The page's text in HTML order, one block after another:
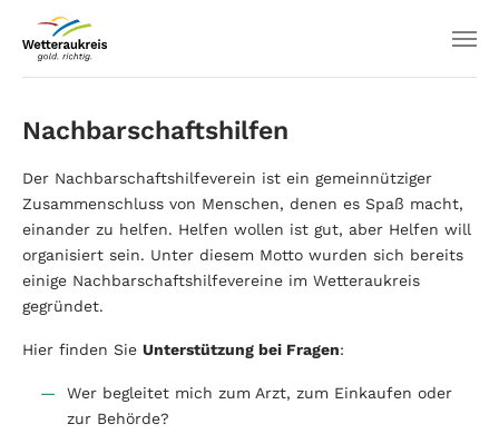
Nachbarschaftshilfen
Der Nachbarschaftshilfeverein ist ein gemeinnütziger
Zusammenschluss von Menschen, denen es Spaß macht,
einander zu helfen. Helfen wollen ist gut, aber Helfen will
organisiert sein. Unter diesem Motto wurden sich bereits
einige Nachbarschaftshilfevereine im Wetteraukreis
gegründet.
Hier finden Sie Unterstützung bei Fragen:
Wer begleitet mich zum Arzt, zum Einkaufen oder
zur Behörde?